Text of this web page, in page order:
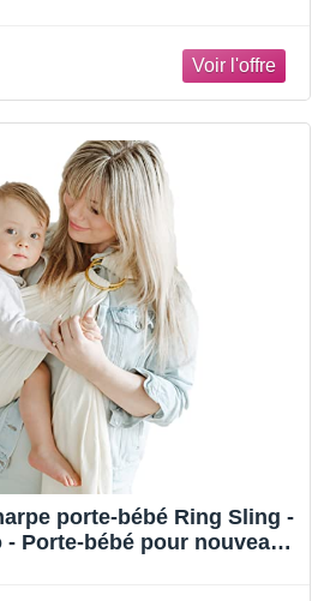
porte-bébé Ring Sling -
- Porte-bébé pour nouveau-